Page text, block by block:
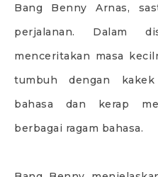
Bang Benny Arnas,
perjalanan. Dalam
menceritakan masa
tumbuh dengan
bahasa dan kerap
berbagai ragam bahasa.